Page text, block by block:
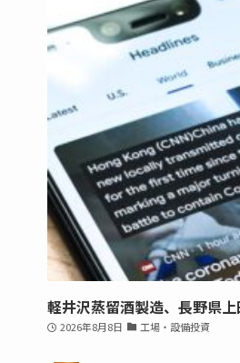
軽井沢蒸留酒製造、長野県
2026年8月8日 工場・設備投資